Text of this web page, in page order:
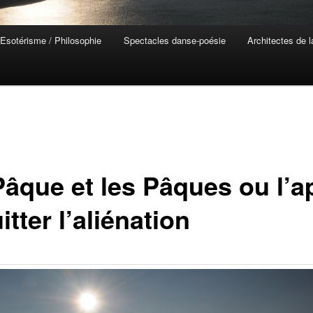
Esotérisme / Philosophie Spectacles danse-poésie Architectes de
et les Pâques ou
l’aliénation